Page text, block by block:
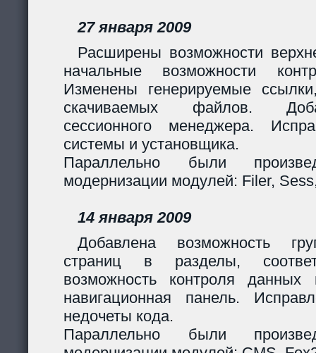
27 января 2009
Расширены возможности
начальные возможности
Изменены генерируемые
скачиваемых файлов.
сессионного менеджера.
системы и установщика.
Параллельно были
модернизации модулей: Filer,
14 января 2009
Добавлена возможность
страниц в разделы,
возможность контроля
навигационная панель.
недочеты кода.
Параллельно были